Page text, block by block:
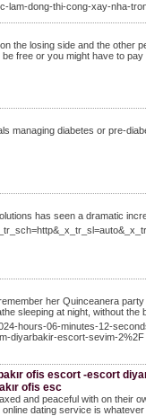
lam-dong-thi-cong-xay-nha-
losing side and the other
free or you might have to
managing diabetes or pre-
has seen a dramatic
her Quinceanera
sleeping at night, without the
hours-06-minutes-12-
diyarbakir-escort-sevim-2%2F
ofis escort -escort
ofis esc
and peaceful with on their
dating service is